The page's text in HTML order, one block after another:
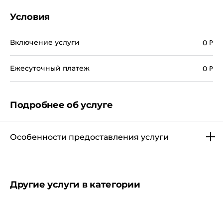
Условия
Включение услуги 0 ₽
Ежесуточный платеж 0 ₽
Подробнее об услуге
Особенности предоставления услуги
Другие услуги в категории